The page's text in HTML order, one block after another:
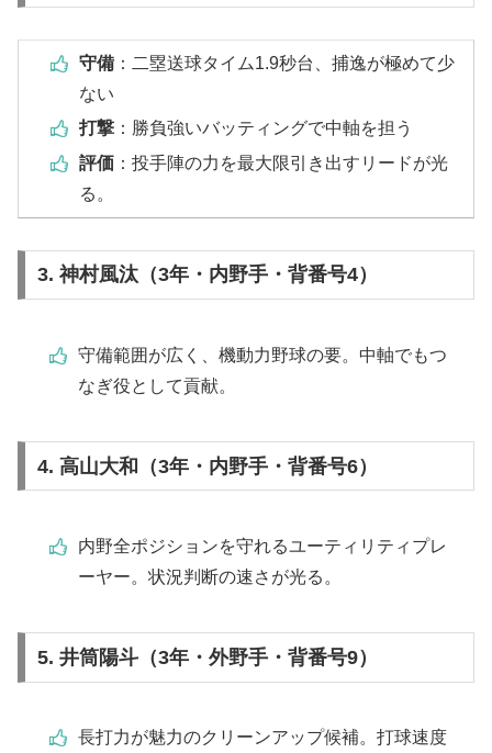
守備：二塁送球タイム1.9秒台、捕逸が極めて少
ない
打撃：勝負強いバッティングで中軸を担う
評価：投手陣の力を最大限引き出すリードが光
る。
3. 神村風汰（3年・内野手・背番号4）
守備範囲が広く、機動力野球の要。中軸でもつ
なぎ役として貢献。
4. 高山大和（3年・内野手・背番号6）
内野全ポジションを守れるユーティリティプレ
ーヤー。状況判断の速さが光る。
5. 井筒陽斗（3年・外野手・背番号9）
長打力が魅力のクリーンアップ候補。打球速度